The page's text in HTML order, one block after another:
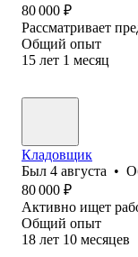
80 000 ₽
Рассматривает
Общий опыт
15 лет 1 месяц
Кладовщик
Был 4 августа •
80 000 ₽
Активно ищет
Общий опыт
18 лет 10 месяцев